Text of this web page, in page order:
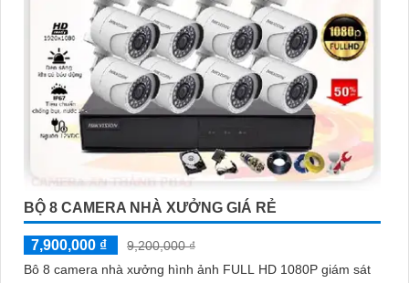
BỘ 8 CAMERA NHÀ XƯỞNG GIÁ RẺ
7,900,000 ₫
9,200,000 ₫
Bô 8 camera nhà xưởng hình ảnh FULL HD 1080P giám sát